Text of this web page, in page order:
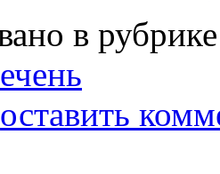
в
оставить